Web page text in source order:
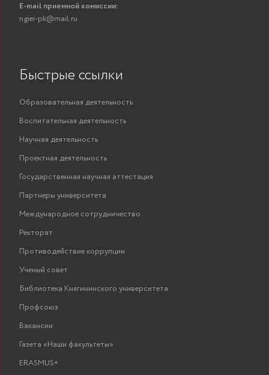
E-mail приемной комиссии:
ngiei-pk@mail.ru
Быстрые ссылки
Образовательная деятельность
Воспитательная деятельность
Научная деятельность
Проектная деятельность
Государственная научная аттестация
Партнеры университета
Международное сотрудничество
Ректорат
Противодействие коррупции
Ученый совет
Библиотека Княгининского университета
Профсоюз
Вакансии
Газета «Наши факультеты»
ERASMUS+